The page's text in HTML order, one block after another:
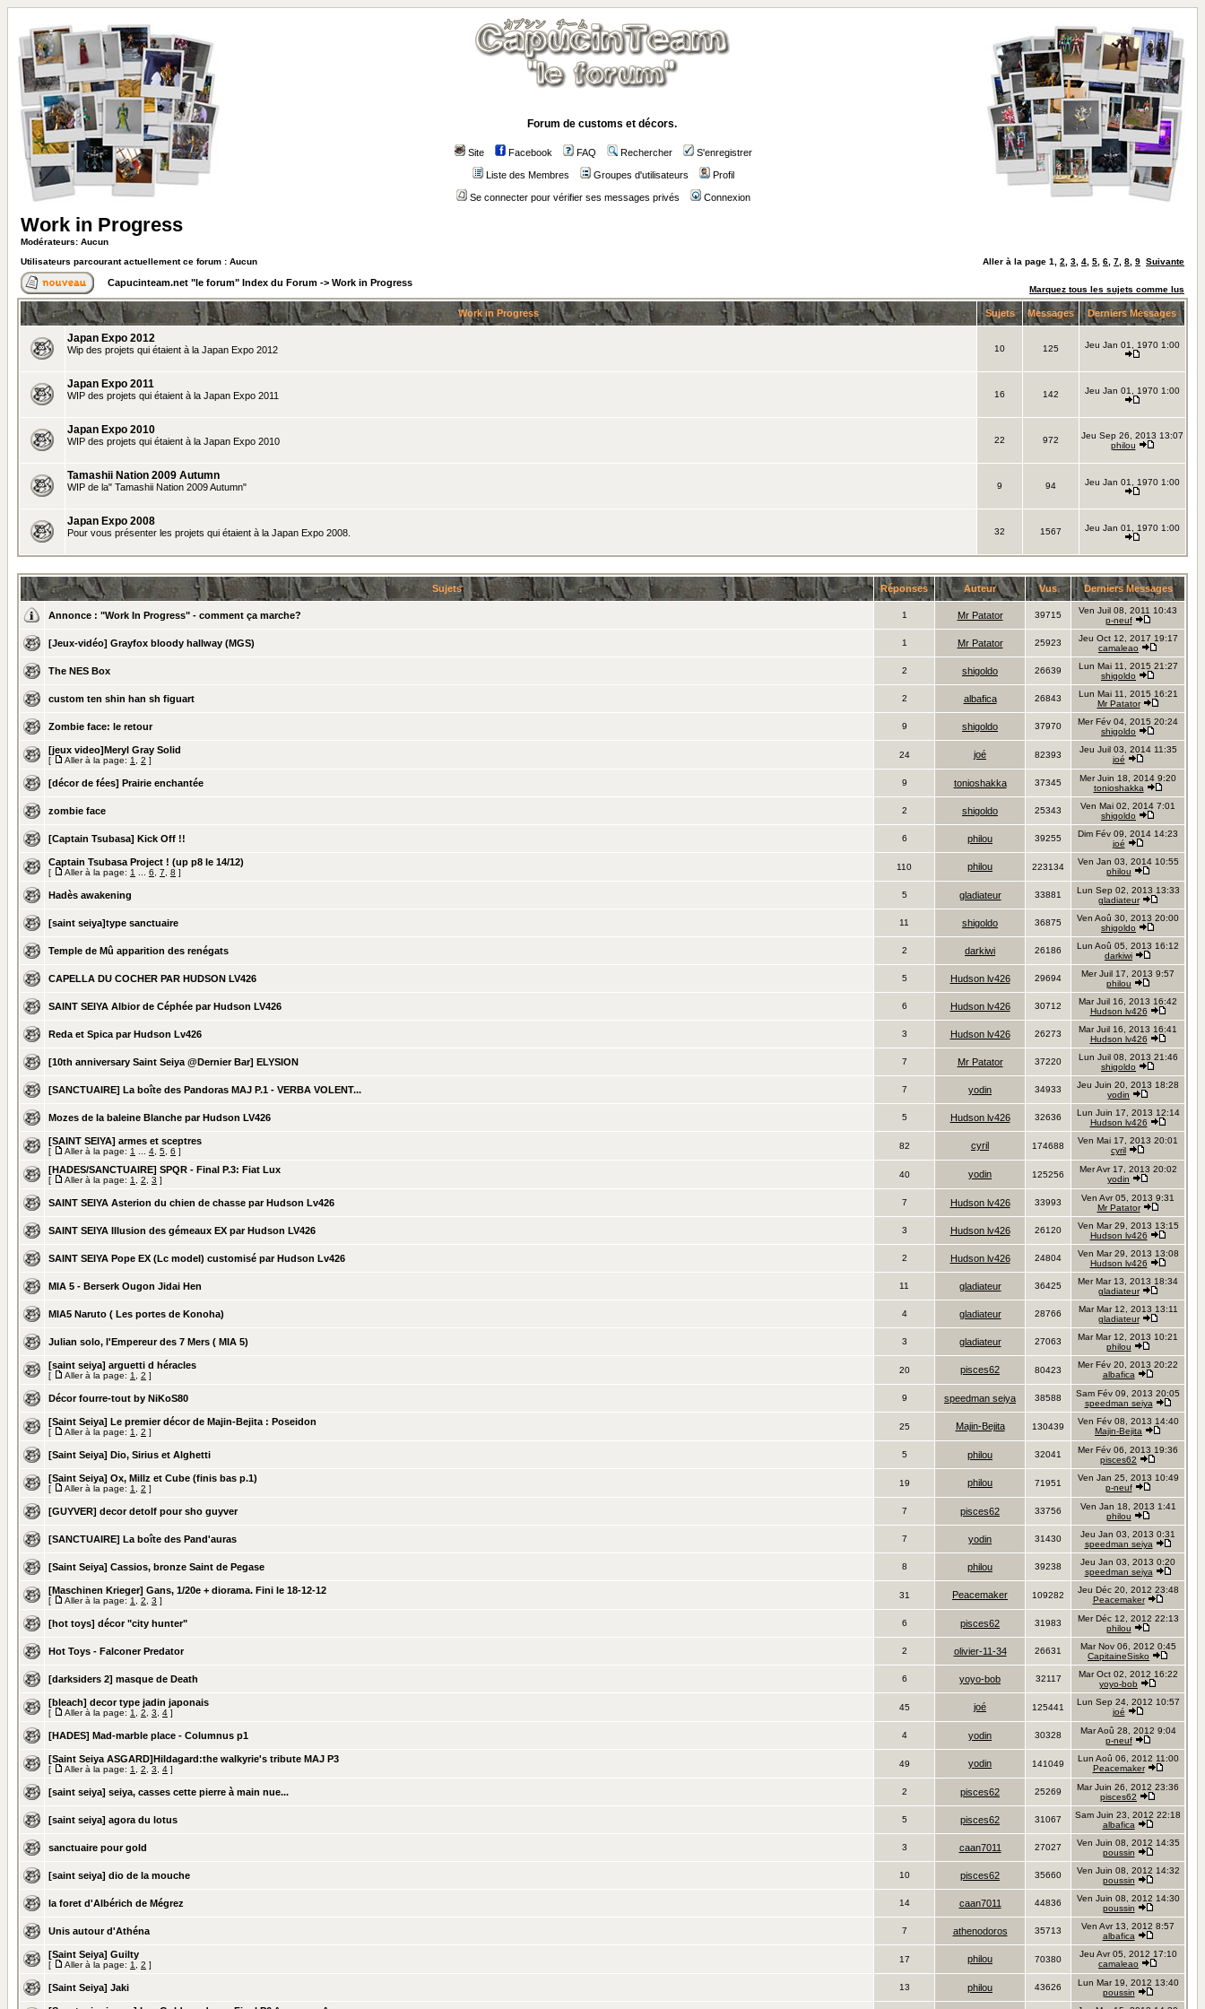
Forum de customs et décors.
Site Facebook FAQ Rechercher S'enregistrer
Liste des Membres Groupes d'utilisateurs Profil
Se connecter pour vérifier ses messages privés Connexion
Work in Progress
Modérateurs: Aucun
Utilisateurs parcourant actuellement ce forum : Aucun
Aller à la page 1 2 3 4 5 6 7 8 9 Suivante
Capucinteam.net "le forum" Index du Forum -> Work in Progress
Marquez tous les sujets comme lus
Work in Progress Sujets Messages Derniers Messages
Japan Expo 2012
Wip des projets qui étaient à la Japan Expo 2012 10 125 Jeu Jan 01, 1970 1:00
Japan Expo 2011
WIP des projets qui étaient à la Japan Expo 2011 16 142 Jeu Jan 01, 1970 1:00
Japan Expo 2010
WIP des projets qui étaient à la Japan Expo 2010 22 972
Jeu Sep 26, 2013 13:07
philou
Tamashii Nation 2009 Autumn
WIP de la" Tamashii Nation 2009 Autumn" 9 94 Jeu Jan 01, 1970 1:00
Japan Expo 2008
Pour vous présenter les projets qui étaient à la Japan Expo 2008. 32 1567 Jeu Jan 01, 1970 1:00
Sujets Réponses Auteur Vus Derniers Messages
Annonce : "Work In Progress" - comment ça marche? 1 Mr Patator 39715
Ven Juil 08, 2011 10:43
p-neuf
[Jeux-vidéo] Grayfox bloody hallway (MGS) 1 Mr Patator 25923
Jeu Oct 12, 2017 19:17
camaleao
The NES Box 2 shigoldo 26639
Lun Mai 11, 2015 21:27
shigoldo
custom ten shin han sh figuart 2 albafica 26843
Lun Mai 11, 2015 16:21
Mr Patator
Zombie face: le retour 9 shigoldo 37970
Mer Fév 04, 2015 20:24
shigoldo
[jeux video]Meryl Gray Solid
[ Aller à la page: 1 2 ]
24 joé 82393
Jeu Juil 03, 2014 11:35
joé
[décor de fées] Prairie enchantée 9 tonioshakka 37345
Mer Juin 18, 2014 9:20
tonioshakka
zombie face 2 shigoldo 25343
Ven Mai 02, 2014 7:01
shigoldo
[Captain Tsubasa] Kick Off !! 6 philou 39255
Dim Fév 09, 2014 14:23
joé
Captain Tsubasa Project ! (up p8 le 14/12)
[ Aller à la page: 1 6 7 8 ]
110 philou 223134
Ven Jan 03, 2014 10:55
philou
Hadès awakening 5 gladiateur 33881
Lun Sep 02, 2013 13:33
gladiateur
[saint seiya]type sanctuaire 11 shigoldo 36875
Ven Aoû 30, 2013 20:00
shigoldo
Temple de Mû apparition des renégats 2 darkiwi 26186
Lun Aoû 05, 2013 16:12
darkiwi
CAPELLA DU COCHER PAR HUDSON LV426 5 Hudson lv426 29694
Mer Juil 17, 2013 9:57
philou
SAINT SEIYA Albior de Céphée par Hudson LV426 6 Hudson lv426 30712
Mar Juil 16, 2013 16:42
Hudson lv426
Reda et Spica par Hudson Lv426 3 Hudson lv426 26273
Mar Juil 16, 2013 16:41
Hudson lv426
[10th anniversary Saint Seiya @Dernier Bar] ELYSION 7 Mr Patator 37220
Lun Juil 08, 2013 21:46
shigoldo
[SANCTUAIRE] La boîte des Pandoras MAJ P.1 - VERBA VOLENT... 7 yodin 34933
Jeu Juin 20, 2013 18:28
yodin
Mozes de la baleine Blanche par Hudson LV426 5 Hudson lv426 32636
Lun Juin 17, 2013 12:14
Hudson lv426
[SAINT SEIYA] armes et sceptres
[ Aller à la page: 1 4 5 6 ]
82 cyril 174688
Ven Mai 17, 2013 20:01
cyril
[HADES/SANCTUAIRE] SPQR - Final P.3: Fiat Lux
[ Aller à la page: 1 2 3 ]
40 yodin 125256
Mer Avr 17, 2013 20:02
yodin
SAINT SEIYA Asterion du chien de chasse par Hudson Lv426 7 Hudson lv426 33993
Ven Avr 05, 2013 9:31
Mr Patator
SAINT SEIYA Illusion des gémeaux EX par Hudson LV426 3 Hudson lv426 26120
Ven Mar 29, 2013 13:15
Hudson lv426
SAINT SEIYA Pope EX (Lc model) customisé par Hudson Lv426 2 Hudson lv426 24804
Ven Mar 29, 2013 13:08
Hudson lv426
MIA 5 - Berserk Ougon Jidai Hen 11 gladiateur 36425
Mer Mar 13, 2013 18:34
gladiateur
MIA5 Naruto ( Les portes de Konoha) 4 gladiateur 28766
Mar Mar 12, 2013 13:11
gladiateur
Julian solo, l'Empereur des 7 Mers ( MIA 5) 3 gladiateur 27063
Mar Mar 12, 2013 10:21
philou
[saint seiya] arguetti d héracles
[ Aller à la page: 1 2 ]
20 pisces62 80423
Mer Fév 20, 2013 20:22
albafica
Décor fourre-tout by NiKoS80 9 speedman seiya 38588
Sam Fév 09, 2013 20:05
speedman seiya
[Saint Seiya] Le premier décor de Majin-Bejita : Poseidon
[ Aller à la page: 1 2 ]
25 Majin-Bejita 130439
Ven Fév 08, 2013 14:40
Majin-Bejita
[Saint Seiya] Dio, Sirius et Alghetti 5 philou 32041
Mer Fév 06, 2013 19:36
pisces62
[Saint Seiya] Ox, Millz et Cube (finis bas p.1)
[ Aller à la page: 1 2 ]
19 philou 71951
Ven Jan 25, 2013 10:49
p-neuf
[GUYVER] decor detolf pour sho guyver 7 pisces62 33756
Ven Jan 18, 2013 1:41
philou
[SANCTUAIRE] La boîte des Pand'auras 7 yodin 31430
Jeu Jan 03, 2013 0:31
speedman seiya
[Saint Seiya] Cassios, bronze Saint de Pegase 8 philou 39238
Jeu Jan 03, 2013 0:20
speedman seiya
[Maschinen Krieger] Gans, 1/20e + diorama. Fini le 18-12-12
[ Aller à la page: 1 2 3 ]
31 Peacemaker 109282
Jeu Déc 20, 2012 23:48
Peacemaker
[hot toys] décor "city hunter" 6 pisces62 31983
Mer Déc 12, 2012 22:13
philou
Hot Toys - Falconer Predator 2 olivier-11-34 26631
Mar Nov 06, 2012 0:45
CapitaineSisko
[darksiders 2] masque de Death 6 yoyo-bob 32117
Mar Oct 02, 2012 16:22
yoyo-bob
[bleach] decor type jadin japonais
[ Aller à la page: 1 2 3 4 ]
45 joé 125441
Lun Sep 24, 2012 10:57
joé
[HADES] Mad-marble place - Columnus p1 4 yodin 30328
Mar Aoû 28, 2012 9:04
p-neuf
[Saint Seiya ASGARD]Hildagard:the walkyrie's tribute MAJ P3
[ Aller à la page: 1 2 3 4 ]
49 yodin 141049
Lun Aoû 06, 2012 11:00
Peacemaker
[saint seiya] seiya, casses cette pierre à main nue... 2 pisces62 25269
Mar Juin 26, 2012 23:36
pisces62
[saint seiya] agora du lotus 5 pisces62 31067
Sam Juin 23, 2012 22:18
albafica
sanctuaire pour gold 3 caan7011 27027
Ven Juin 08, 2012 14:35
poussin
[saint seiya] dio de la mouche 10 pisces62 35660
Ven Juin 08, 2012 14:32
poussin
la foret d'Albérich de Mégrez 14 caan7011 44836
Ven Juin 08, 2012 14:30
poussin
Unis autour d'Athéna 7 athenodoros 35713
Ven Avr 13, 2012 8:57
albafica
[Saint Seiya] Guilty
[ Aller à la page: 1 2 ]
17 philou 70380
Jeu Avr 05, 2012 17:10
camaleao
[Saint Seiya] Jaki 13 philou 43626
Lun Mar 19, 2012 13:40
poussin